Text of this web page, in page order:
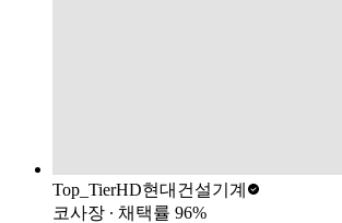
Top_TierHD현대건설기계
코사장 ∙ 채택률 96%